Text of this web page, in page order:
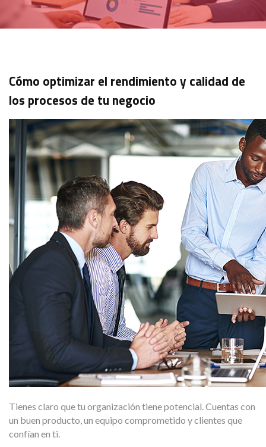
Cómo optimizar el rendimiento y calidad de
los procesos de tu negocio
Tienes claro que tu organización tiene potencial. Cuentas con
un buen producto, un equipo comprometido y clientes que
confían en ti.